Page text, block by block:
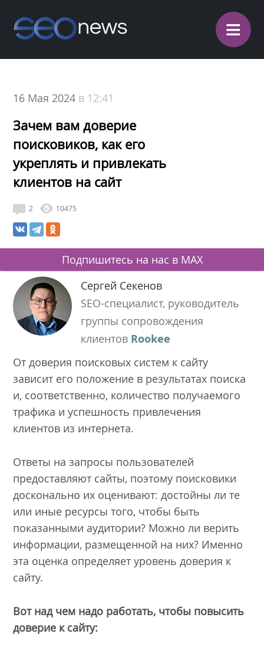
≡
16 Мая 2024 в 12:41
Зачем вам доверие
поисковиков, как его
укреплять и привлекать
клиентов на сайт
2 10475
Подпишитесь на нас в MAX
Сергей Секенов
SEO-специалист, руководитель
группы сопровождения
клиентов Rookee
От доверия поисковых систем к сайту
зависит его положение в результатах поиска
и, соответственно, количество получаемого
трафика и успешность привлечения
клиентов из интернета.
Ответы на запросы пользователей
предоставляют сайты, поэтому поисковики
досконально их оценивают: достойны ли те
или иные ресурсы того, чтобы быть
показанными аудитории? Можно ли верить
информации, размещенной на них? Именно
эта оценка определяет уровень доверия к
сайту.
Вот над чем надо работать, чтобы повысить
доверие к сайту: